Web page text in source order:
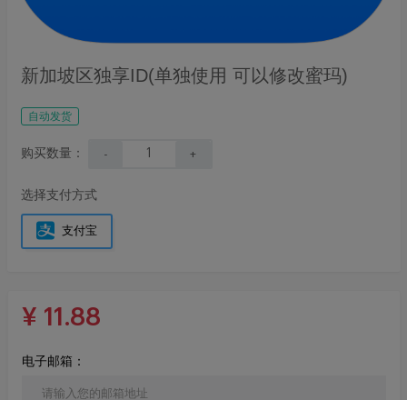
新加坡区独享ID(单独使用 可以修改蜜玛)
自动发货
购买数量： - +
选择支付方式
支付宝
¥ 11.88
电子邮箱：